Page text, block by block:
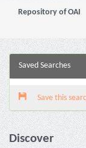
Repository of OAI
Saved Searches
Save this
Discover